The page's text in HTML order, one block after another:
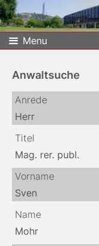
Menu
Anwaltsuche
Anrede
Herr
Titel
Mag. rer. publ.
Vorname
Sven
Name
Mohr